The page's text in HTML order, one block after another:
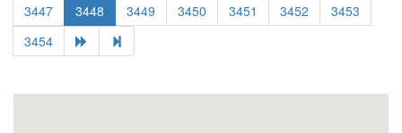
3447
3448 3449 3450 3451 3452
3453
3454